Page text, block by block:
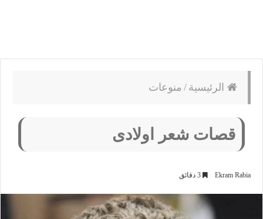
الرئيسية / منوعات
قصات شعر اولادى
Ekram Rabia